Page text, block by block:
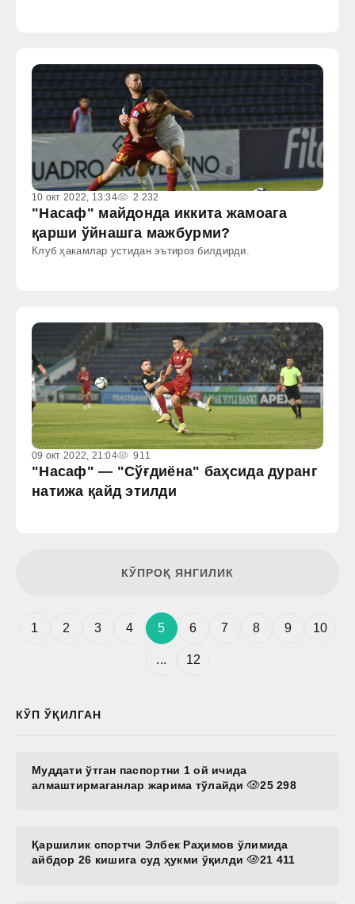
10 окт 2022, 13:34 2 232
"Насаф" майдонда иккита жамоага
қарши ўйнашга мажбурми?
Клуб ҳакамлар устидан эътироз билдирди.
09 окт 2022, 21:04 911
"Насаф" — "Сўғдиёна" баҳсида дуранг
натижа қайд этилди
КЎПРОҚ ЯНГИЛИК
1 2 3 4 5 6 7 8 9 10
... 12
КЎП ЎҚИЛГАН
Муддати ўтган паспортни 1 ой ичида
алмаштирмаганлар жарима тўлайди
25 298
Қаршилик спортчи Элбек Раҳимов ўлимида
айбдор 26 кишига суд ҳукми ўқилди
21 411